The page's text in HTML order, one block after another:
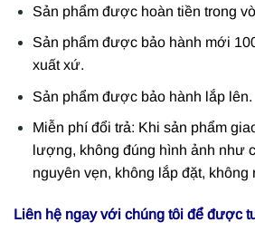
Sản phẩm được hoàn tiền trong
Sản phẩm được bảo hành mới
xuất xứ.
Sản phẩm được bảo hành lắp lên.
Miễn phí đổi trả: Khi sản phẩm
lượng, không đúng hình ảnh như
nguyên vẹn, không lắp đặt, không
Liên hệ ngay với chúng tôi để được